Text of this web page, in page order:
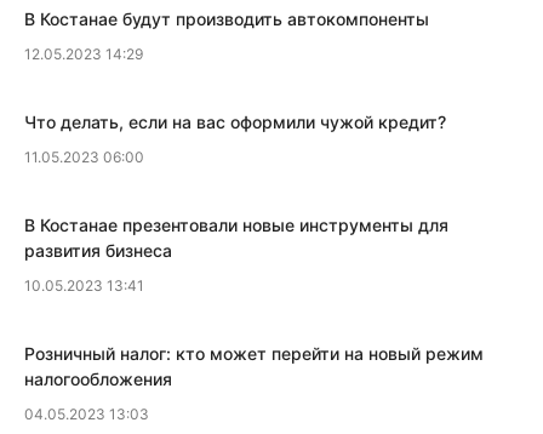
​В Костанае будут производить автокомпоненты
12.05.2023 14:29
Что делать, если на вас оформили чужой кредит?
11.05.2023 06:00
​В Костанае презентовали новые инструменты для
развития бизнеса
10.05.2023 13:41
​Розничный налог: кто может перейти на новый режим
налогообложения
04.05.2023 13:03